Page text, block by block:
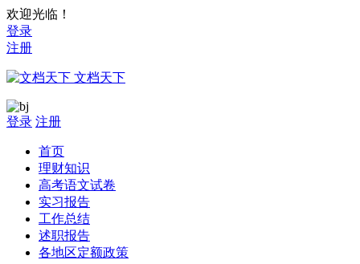
欢迎光临！
登录
注册
文档天下
登录 注册
首页
理财知识
高考语文试卷
实习报告
工作总结
述职报告
各地区定额政策